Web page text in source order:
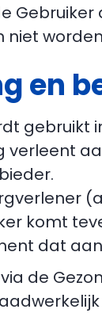
en
verleent
komt
dat
via de